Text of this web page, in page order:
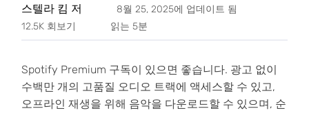
스텔라 킴 저
8월 25, 2025에 업데이트 됨
12.5K 회보기
읽는 5분
Spotify Premium 구독이 있으면 좋습니다. 광고 없이
수백만 개의 고품질 오디오 트랙에 액세스할 수 있고,
오프라인 재생을 위해 음악을 다운로드할 수 있으며, 순